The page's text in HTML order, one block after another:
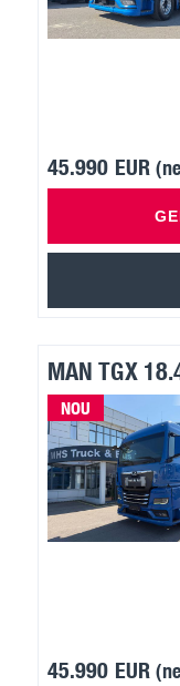
45.990 EUR
MAN TGX
NOU
45.990 EUR